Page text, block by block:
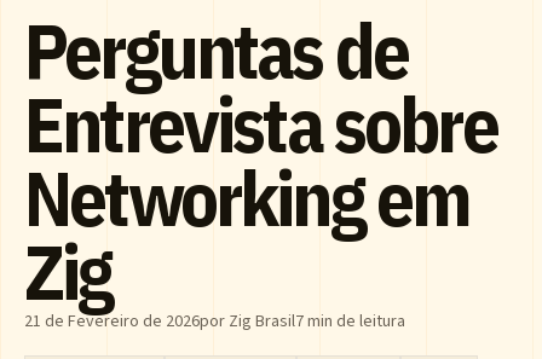
Perguntas de
Entrevista sobre
Networking em
Zig
21 de Fevereiro de 2026por Zig Brasil7 min de leitura